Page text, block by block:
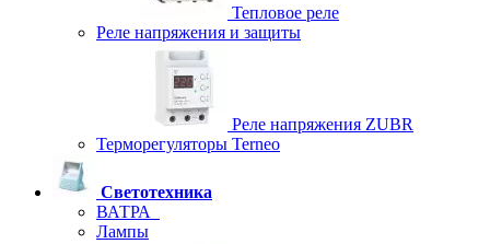
Тепловое реле
Реле напряжения и защиты
Реле напряжения ZUBR
Терморегуляторы Terneo
Светотехника
ВАТРА
Лампы